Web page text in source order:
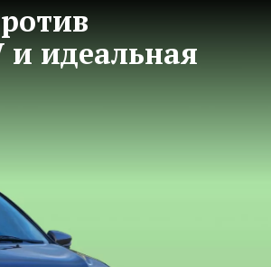
и идеальная